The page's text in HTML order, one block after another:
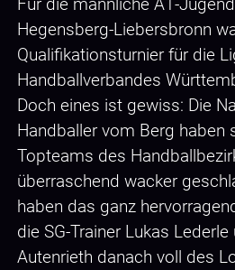
Hegensberg-Liebersbronn
Qualifikationsturnier für die
Handballverbandes
Doch eines ist gewiss: Die
Handballer vom Berg haben
Topteams des
überraschend wacker
haben das ganz
die SG-Trainer Lukas
Autenrieth danach voll des